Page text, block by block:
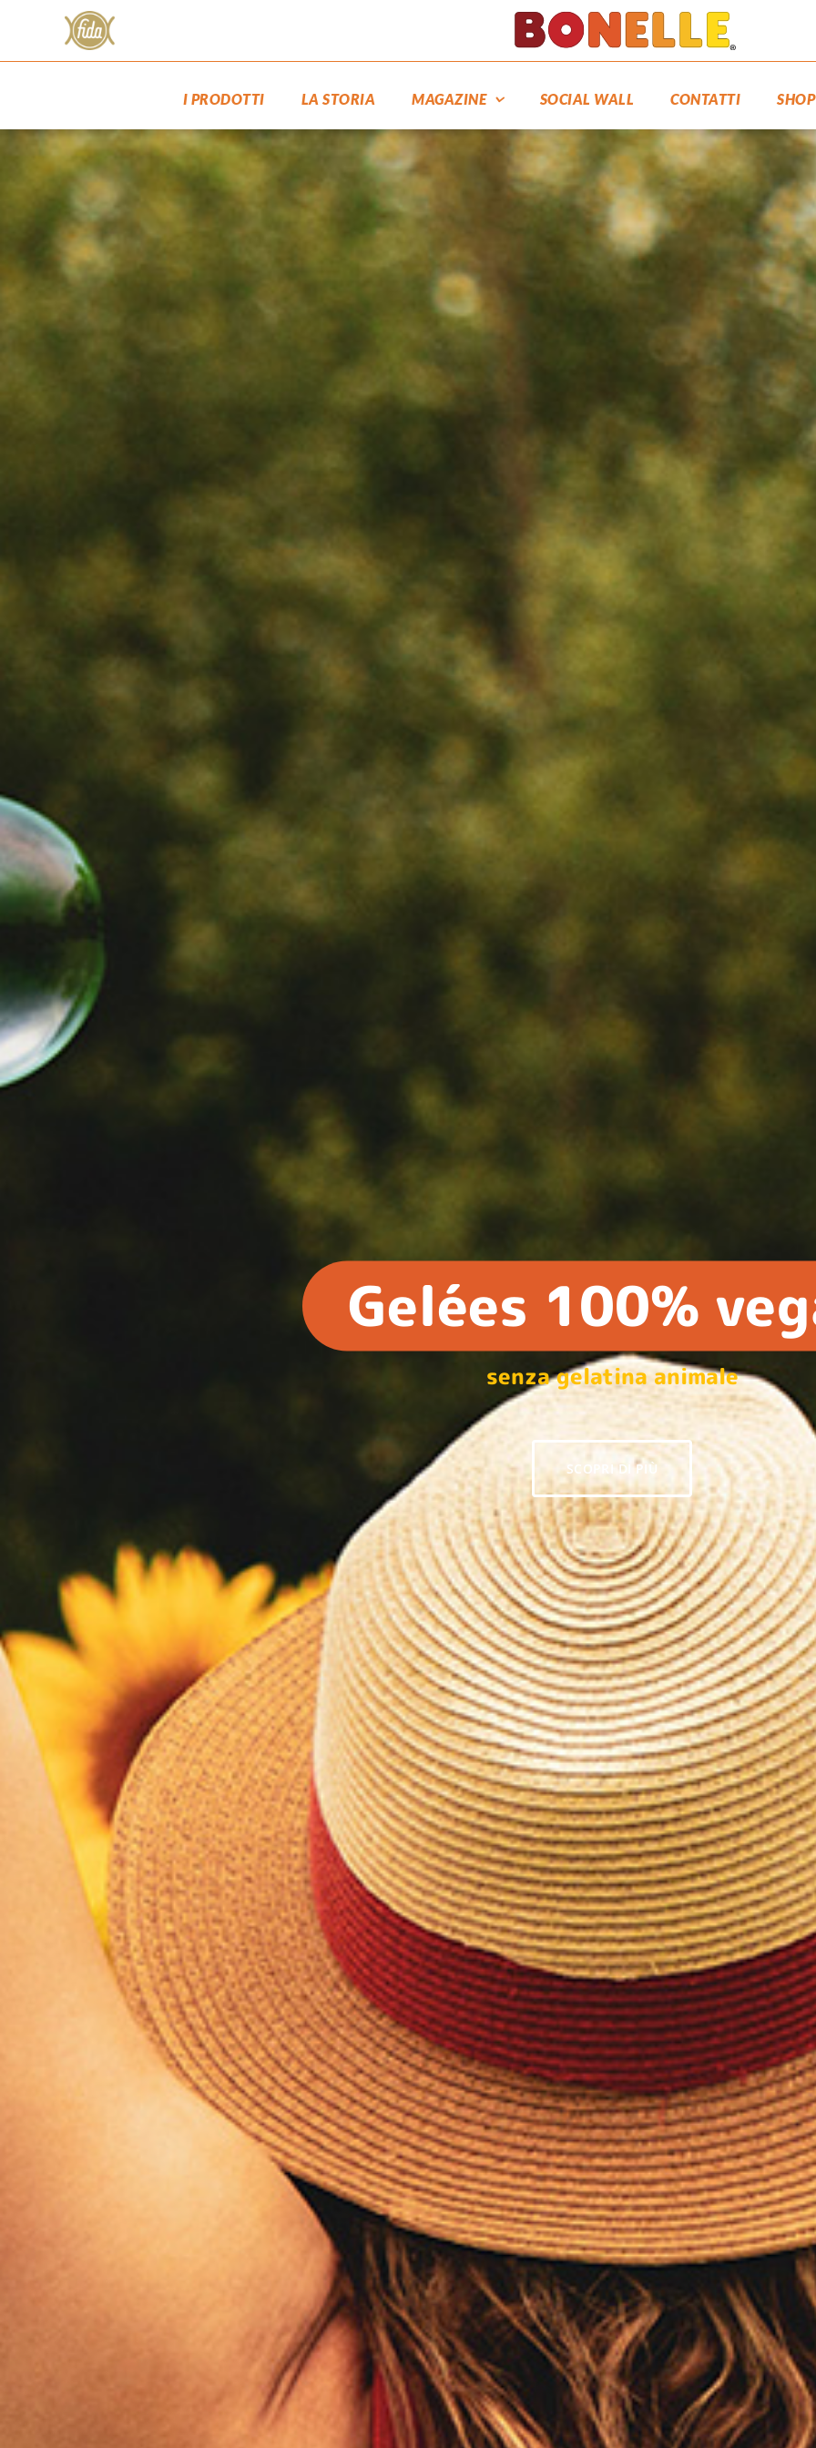
I PRODOTTI LA STORIA MAGAZINE SOCIAL WALL CONTATTI
Una bontà
per un momento speciale
SCOPRI DI PIÙ